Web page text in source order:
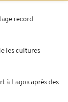
record
les cultures
à Lagos après des